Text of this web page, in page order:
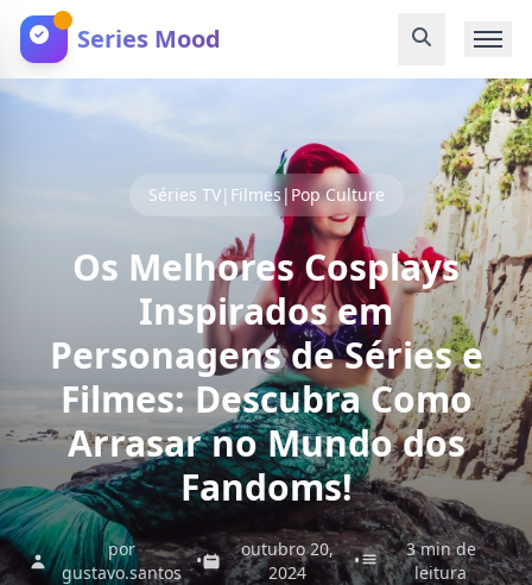
Series Mood
Séries TV|Filmes|Pop Culture
Os Melhores Cosplays
Inspirados em
Personagens de Séries e
Filmes: Descubra Como
Arrasar no Mundo dos
Fandoms!
por
gustavo.santos
•
outubro 20,
2024
•
3 min de
leitura